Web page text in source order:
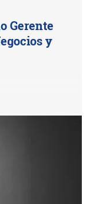
Gerente
y